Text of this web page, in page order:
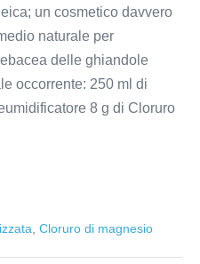
un cosmetico davvero
naturale per
delle ghiandole
occorrente: 250 ml di
8 g di Cloruro
Cloruro di magnesio